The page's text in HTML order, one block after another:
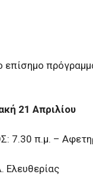
επίσημο
21 Απριλίου
π.μ. –
Ελευθερίας